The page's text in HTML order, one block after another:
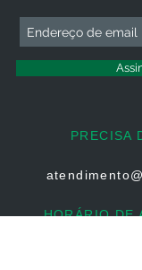
PRECISA
HORÁRIO DE